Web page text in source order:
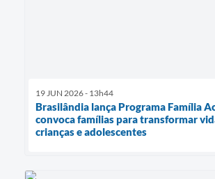
19 JUN 2026 - 13h44
Brasilândia lança Programa Família
convoca famílias para transformar
crianças e adolescentes